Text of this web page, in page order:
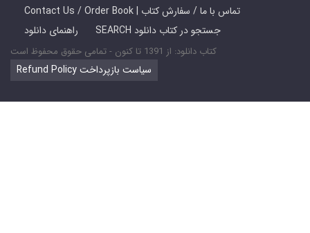
Contact Us / Order Book | تماس با ما / سفارش کتاب
راهنمای دانلود
SEARCH جستجو در کتاب دانلود
کتاب دانلود: از 1391 تا کنون - تمامی حقوق محفوظ است
Refund Policy سیاست بازپرداخت